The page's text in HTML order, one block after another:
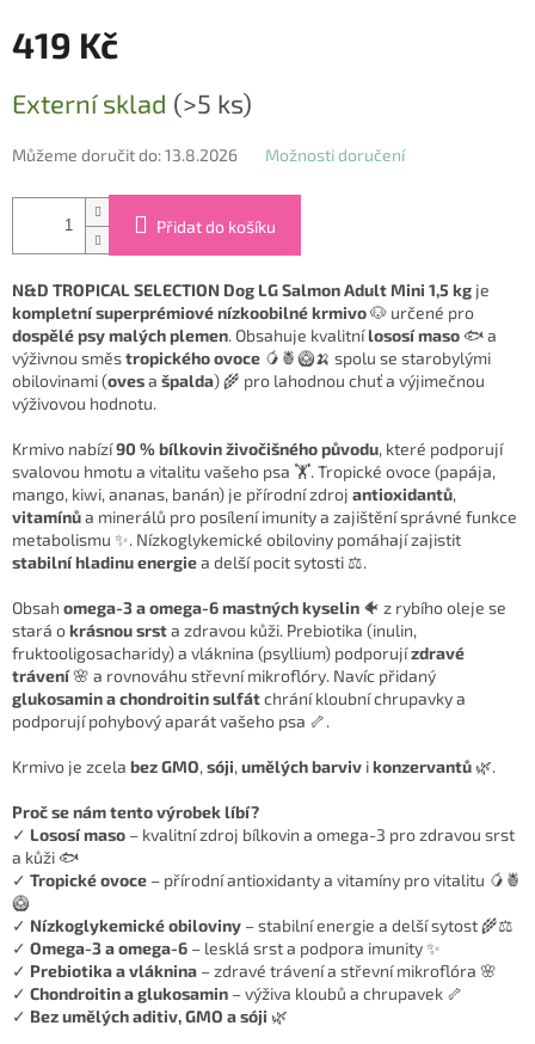
419 Kč
cena:
Externí sklad (>5 ks)
Můžeme doručit do:13.8.2026 Možnosti doručení
Přidat do košíku
N&D TROPICAL SELECTION Dog LG Salmon Adult Mini 1,5 kg je
kompletní superprémiové nízkoobilné krmivo🐶 určené pro
dospělé psy malých plemen. Obsahuje kvalitnílososí maso🐟 a
výživnou směstropického ovoce 🥭🍍🥝🍌 spolu se starobylými
obilovinami (ovesa špalda) 🌾 pro lahodnou chuť a výjimečnou
výživovou hodnotu.
Krmivo nabízí90 % bílkovin živočišného původu, které podporují
svalovou hmotu a vitalitu vašeho psa 🏋️. Tropické ovoce (papája,
mango, kiwi, ananas, banán) je přírodní zdroj antioxidantů,
vitamínůa minerálů pro posílení imunity a zajištění správné funkce
metabolismu ✨. Nízkoglykemické obiloviny pomáhají zajistit
stabilní hladinu energiea delší pocit sytosti ⚖️.
Obsah omega-3 a omega-6 mastných kyselin 🐠 z rybího oleje se
stará okrásnou srsta zdravou kůži. Prebiotika (inulin,
fruktooligosacharidy) a vláknina (psyllium) podporujízdravé
trávení🌸 a rovnováhu střevní mikroflóry. Navíc přidaný
glukosamin a chondroitin sulfátchrání kloubní chrupavky a
podporují pohybový aparát vašeho psa 🦴.
Krmivo je zcela bez GMO, sóji, umělých barviv ikonzervantů 🌿.
Proč se nám tento výrobek líbí?
✓ Lososí maso – kvalitní zdroj bílkovin a omega-3 pro zdravou srst
a kůži 🐟
✓ Tropické ovoce – přírodní antioxidanty a vitamíny pro vitalitu 🥭🍍
🥝
✓ Nízkoglykemické obiloviny – stabilní energie a delší sytost 🌾⚖️
✓ Omega-3 a omega-6 – lesklá srst a podpora imunity ✨
✓ Prebiotika a vláknina – zdravé trávení a střevní mikroflóra 🌸
✓ Chondroitin a glukosamin – výživa kloubů a chrupavek 🦴
✓ Bez umělých aditiv, GMO a sóji 🌿